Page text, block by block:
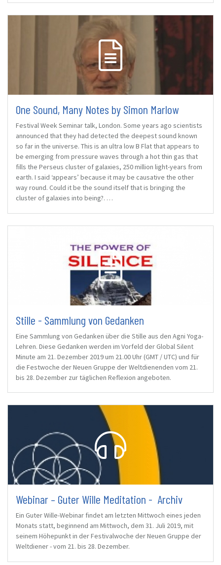
One Sound, Many Notes by Simon Marlow
Festival Week Seminar talk, London. Some years ago scientists
announced that they had detected the deepest sound known
so far in the universe. This is an ultra low B Flat that appears to
be emerging from pressure waves through a hot thin gas that
fills the Perseus cluster of galaxies, 250 million light-years from
earth. I said ‘appears’ because it may be causative the other
way round. Could it be the sound itself that is bringing the
cluster of galaxies into being?. …
Stille - Sammlung von Gedanken
Eine Sammlung von Gedanken über die Stille aus den Agni Yoga-
Lehren. Diese Gedanken werden im Vorfeld der Global Silent
Minute am 21. Dezember 2019 um 21.00 Uhr (GMT / UTC) und für
die Festwoche der Neuen Gruppe der Weltdienenden vom 21.
bis 28. Dezember zur täglichen Reflexion angeboten.
Webinar – Guter Wille Meditation - Archiv
Ein Guter Wille-Webinar findet am letzten Mittwoch eines jeden
Monats statt, beginnend am Mittwoch, dem 31. Juli 2019, mit
seinem Höhepunkt in der Festivalwoche der Neuen Gruppe der
Weltdiener - vom 21. bis 28. Dezember.